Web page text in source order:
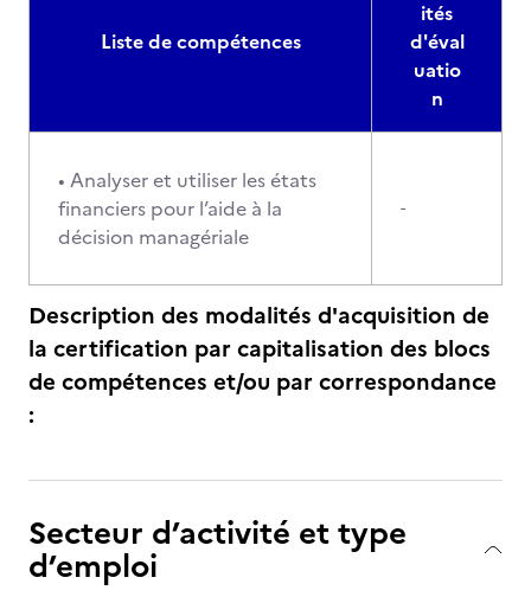
Liste de compétences
ités
d'éval
uatio
n
• Analyser et utiliser les états
financiers pour l’aide à la
décision managériale
-
Description des modalités d'acquisition de
la certification par capitalisation des blocs
de compétences et/ou par correspondance
:
Secteur d’activité et type
d’emploi